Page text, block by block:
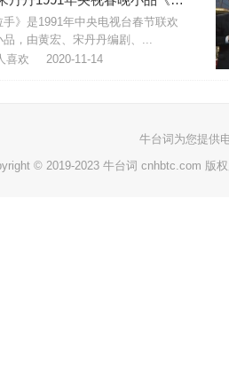
手》是1991年中央电视台春节联欢
品，由黄宏、宋丹丹编剧、...
喜欢 2020-11-14
牛台词 为您提供
© 2019-2023 牛台词 cnhbtc.com 版